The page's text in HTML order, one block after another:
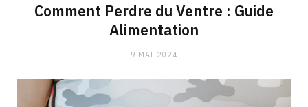
Comment Perdre du Ventre : Guide
Alimentation
9 MAI 2024